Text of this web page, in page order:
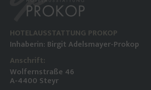
HOTELAUSSTATTUNG PROKOP
Inhaberin: Birgit Adelsmayer-Prokop
Anschrift:
Wolfernstraße 46
A-4400 Steyr